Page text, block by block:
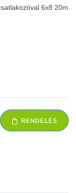
6x8 20m
RENDELÉS